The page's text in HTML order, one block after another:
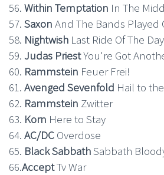
56. Within Temptation In The
57. Saxon And The Bands Played
58. Nightwish Last Ride Of The Day
59. Judas PriestYou're Got
60. Rammstein Feuer Frei!
61. Avenged Sevenfold Hail to
62. Rammstein Zwitter
63. Korn Here to Stay
64. AC/DC Overdose
65. Black SabbathSabbath
66.AcceptTv War